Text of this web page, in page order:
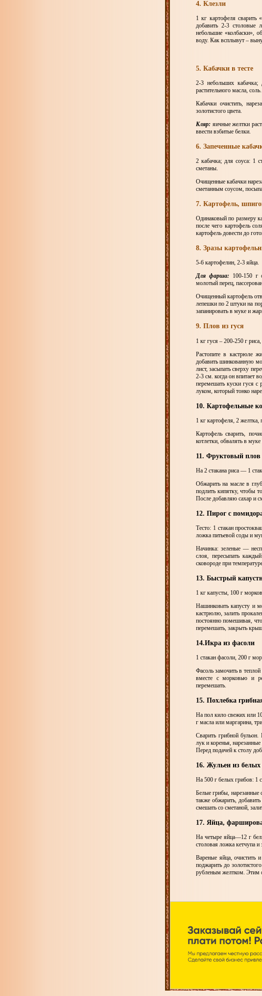
4. Клезли
1 кг картофеля сварить
добавить 2-3 столовые
небольшие «колбаски»,
воду. Как всплывут –
5. Кабачки в тесте
2-3 небольших
растительного масла, соль.
Кабачки очистить,
золотистого цвета.
Кляр: яичные желтки
ввести взбитые белки.
6. Запеченные
2 кабачка; для соуса: 1
сметаны.
Очищенные кабачки
сметанным соусом,
7. Картофель,
Одинаковый по размеру
после чего картофель
картофель довести до
8. Зразы
5-6 картофелин, 2-3 яйца.
Для фарша:
100-150 г
молотый перец,
Очищенный картофель
лепешки по 2 штуки на
запанировать в муке и
9. Плов из гуся
1 кг гуся – 200-250 г
Растопите в кастрюле
добавить шинкованную
лист, засыпать сверху
2-3 см. когда он впитает
перемешать куски гуся
луком, который тонко
10. Картофельные
1 кг картофеля, 2 желтка,
Картофель сварить,
котлетки, обвалять в
11. Фруктовый плов
На 2 стакана риса — 1
Обжарить на масле в
подлить кипятку, чтобы
После добавляю сахар и
12. Пирог с
Тесто: 1 стакан
ложка питьевой соды и
Начинка: зеленые —
слоя, пересыпать
сковороде при
13. Быстрый
1 кг капусты, 100 г
Нашинковать капусту и
кастрюлю, залить
постоянно помешивая,
перемешать, закрыть
14.Икра из фасоли
1 стакан фасоли, 200 г
Фасоль замочить в
вместе с морковью и
перемешать.
15. Похлебка
На пол кило свежих или
г масла или маргарина,
Сварить грибной
лук и коренья,
Перед подачей к столу
16. Жульен из белых
На 500 г белых грибов: 1
Белые грибы, нарезанные
также обжарить,
смешать со сметаной,
17. Яйца,
На четыре яйца—12 г
столовая ложка кетчупа и
Вареные яйца, очистить
поджарить до
рубленым желтком. Этим